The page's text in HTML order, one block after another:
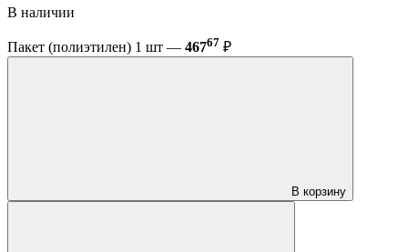
В наличии
Пакет (полиэтилен) 1 шт — 46767 ₽
В корзину